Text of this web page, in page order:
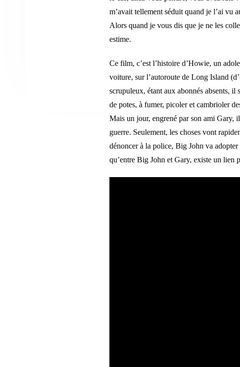
m’avait tellement séduit quand je l’ai vu
Alors quand je vous dis que je ne les
estime.
Ce film, c’est l’histoire d’Howie, un
voiture, sur l’autoroute de Long Island
scrupuleux, étant aux abonnés absents,
de potes, à fumer, picoler et cambrioler
Mais un jour, engrené par son ami Gary,
guerre. Seulement, les choses vont
dénoncer à la police, Big John va
qu’entre Big John et Gary, existe un lien